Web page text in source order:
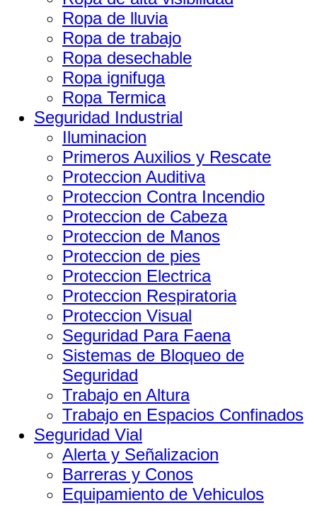
Ropa de lluvia
Ropa de trabajo
Ropa desechable
Ropa ignifuga
Ropa Termica
Seguridad Industrial
Iluminacion
Primeros Auxilios y Rescate
Proteccion Auditiva
Proteccion Contra Incendio
Proteccion de Cabeza
Proteccion de Manos
Proteccion de pies
Proteccion Electrica
Proteccion Respiratoria
Proteccion Visual
Seguridad Para Faena
Sistemas de Bloqueo de
Seguridad
Trabajo en Altura
Trabajo en Espacios Confinados
Seguridad Vial
Alerta y Señalizacion
Barreras y Conos
Equipamiento de Vehiculos